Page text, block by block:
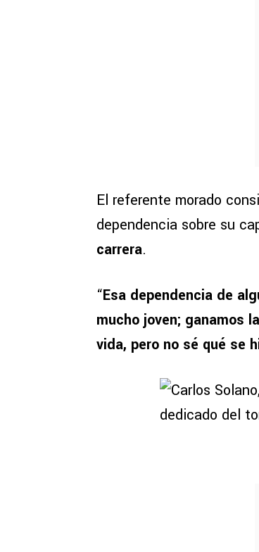
El referente morado
dependencia sobre su
carrera.
“Esa dependencia de
mucho joven; ganamos
vida, pero no sé qué se